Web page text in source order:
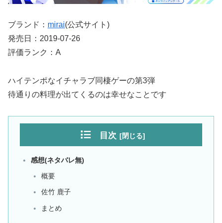
ブランド： mirai(公式サイト)
発売日：2019-07-26
評価ランク：A
ハイテンポなイチャラブ同棲ゲーの第3弾
待通りの料理が出てくるのは幸せなことです
目次
感想(ネタバレ無)
概要
佐竹 鹿子
まとめ